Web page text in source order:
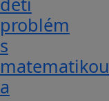
problém
s
matematikou
a